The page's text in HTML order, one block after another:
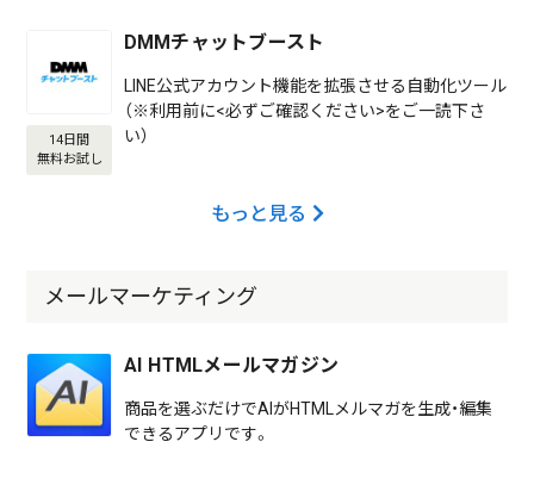
14日間
無料お試し
DMMチャットブースト
LINE公式アカウント機能を拡張させる自動化ツール
（※利用前に<必ずご確認ください>をご一読下さ
い）
もっと見る
メールマーケティング
AI HTMLメールマガジン
商品を選ぶだけでAIがHTMLメルマガを生成・編集
できるアプリです。